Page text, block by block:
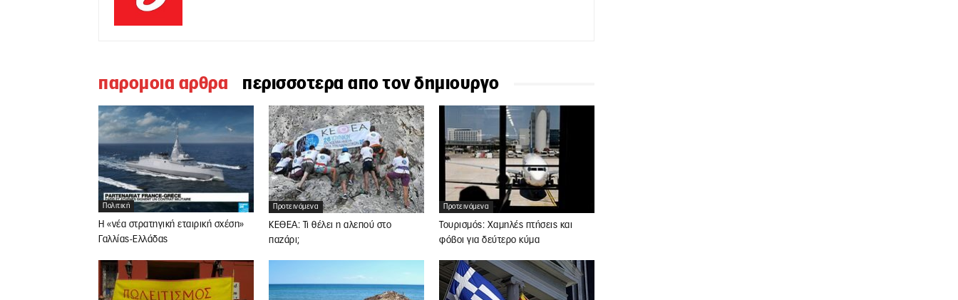
παρομοια αρθρα περισσοτερα απο τον δημιουργο
Πολιτική
Η «νέα στρατηγική εταιρική σχέση»
Γαλλίας-Ελλάδας
Προτεινόμενα
ΚΕΘΕΑ: Τι θέλει η αλεπού στο
παζάρι;
Προτεινόμενα
Τουρισμός: Χαμηλές πτήσεις και
φόβοι για δεύτερο κύμα